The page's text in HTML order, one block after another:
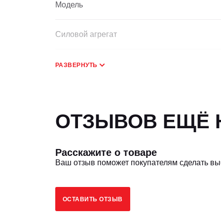
Модель
Силовой агрегат
Центр нагрузки
Размер, мм
Грузоподъемность, кг
Внешний радиус поворота, мм
РАЗВЕРНУТЬ
ОТЗЫВОВ ЕЩЁ
Расскажите о товаре
Ваш отзыв поможет покупателям сделать
ОСТАВИТЬ ОТЗЫВ